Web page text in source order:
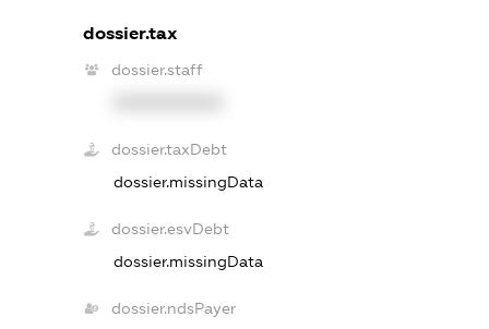
dossier.tax
dossier.staff
dossier.taxDebt
dossier.missingData
dossier.esvDebt
dossier.missingData
dossier.ndsPayer